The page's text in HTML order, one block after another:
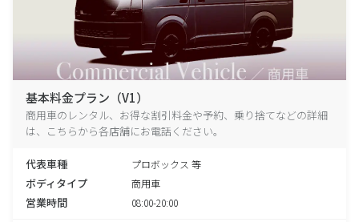
基本料金プラン（V1）
商用車のレンタル、お得な割引料金や予約、乗り捨てなどの詳細
は、こちらから各店舗にお電話ください。
代表車種 プロボックス 等
ボディタイプ 商用車
営業時間 08:00-20:00